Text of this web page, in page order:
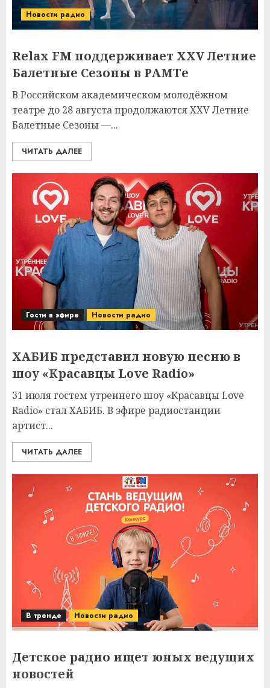
Новости радио
Relax FM поддерживает XXV Летние
Балетные Сезоны в РАМТе
В Российском академическом молодёжном
театре до 28 августа продолжаются XXV Летние
Балетные Сезоны —...
ЧИТАТЬ ДАЛЕЕ
Гости в эфире Новости радио
ХАБИБ представил новую песню в
шоу «Красавцы Love Radio»
31 июля гостем утреннего шоу «Красавцы Love
Radio» стал ХАБИБ. В эфире радиостанции
артист...
ЧИТАТЬ ДАЛЕЕ
В тренде Новости радио
Детское радио ищет юных ведущих
новостей